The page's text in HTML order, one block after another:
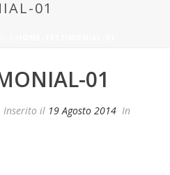
01
01
Inserito il 19 Agosto 2014 In